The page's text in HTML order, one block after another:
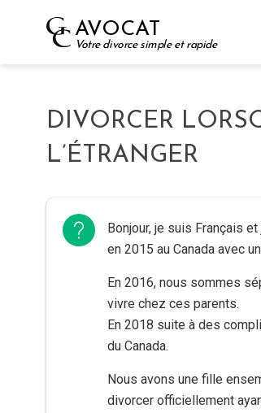
AVOCAT
Votre divorce simple et rapide
DIVORCER
L’ÉTRANGER
Bonjour, je suis Français
en 2015 au Canada avec
En 2016, nous sommes
vivre chez ces parents.
En 2018 suite à des
du Canada.
Nous avons une fille
divorcer officiellement